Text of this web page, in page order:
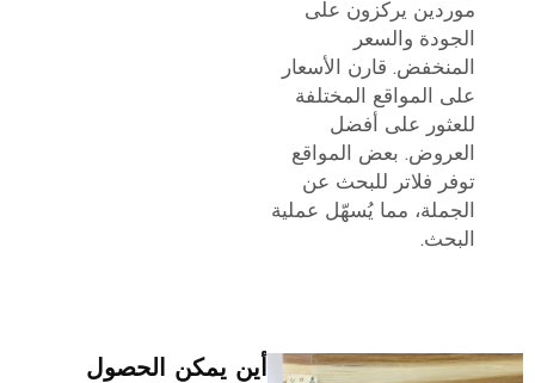
موردين يركزون على
الجودة والسعر
المنخفض. قارن الأسعار
على المواقع المختلفة
للعثور على أفضل
العروض. بعض المواقع
توفر فلاتر للبحث عن
الجملة، مما يُسهّل عملية
البحث.
أين يمكن الحصول